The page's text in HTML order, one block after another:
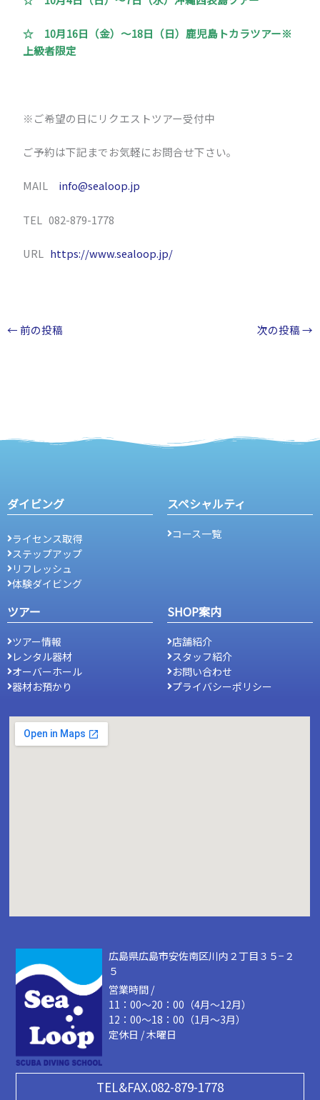
☆ 10月16日（金）～18日（日）鹿児島トカラツアー※
上級者限定
※ご希望の日にリクエストツアー受付中
ご予約は下記までお気軽にお問合せ下さい。
MAIL info@sealoop.jp
TEL 082-879-1778
URL https://www.sealoop.jp/
← 前の投稿 次の投稿→
ダイビング
ライセンス取得
ステップアップ
リフレッシュ
体験ダイビング
スペシャルティ
コース一覧
ツアー
ツアー情報
レンタル器材
オーバーホール
器材お預かり
SHOP案内
店舗紹介
スタッフ紹介
お問い合わせ
プライバシーポリシー
広島県広島市安佐南区川内２丁目３５−２
５
営業時間 /
11：00～20：00（4月～12月）
12：00～18：00（1月～3月）
定休日 / 木曜日
TEL&FAX.082-879-1778